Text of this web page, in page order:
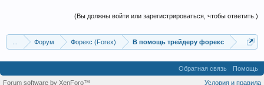
(Вы должны войти или зарегистрироваться, чтобы ответить.)
Форум Форекс (Forex) В помощь трейдеру форекс
Обратная связь
Помощь
Условия и правила
Forum software by XenForo™